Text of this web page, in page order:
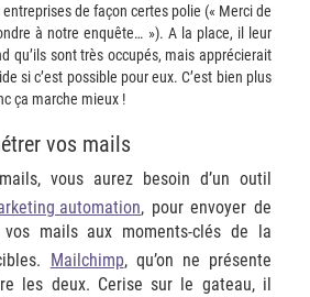
de façon certes polie (« Merci de
à notre enquête… »). A la place, il leur
qu’ils sont très occupés, mais apprécierait
si c’est possible pour eux. C’est bien plus
ça marche mieux !
vos mails
vous aurez besoin d’un outil
automation, pour envoyer de
mails aux moments-clés de la
Mailchimp, qu’on ne présente
les deux. Cerise sur le gateau, il